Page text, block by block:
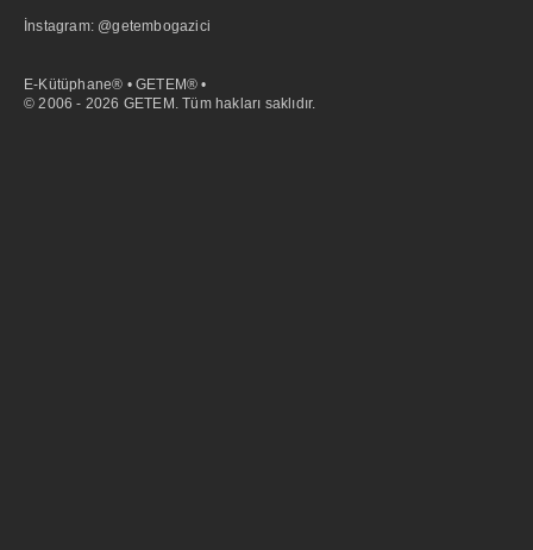
İnstagram: @getembogazici
E-Kütüphane® • GETEM® •
© 2006 - 2026 GETEM. Tüm hakları saklıdır.